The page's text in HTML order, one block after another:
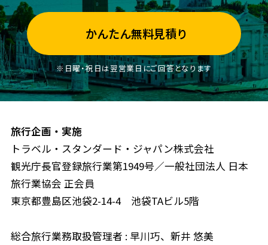
かんたん無料見積り
※日曜・祝日は翌営業日にご回答となります
旅行企画・実施
トラベル・スタンダード・ジャパン株式会社
観光庁長官登録旅行業第1949号／一般社団法人 日本
旅行業協会 正会員
東京都豊島区池袋2-14-4 池袋TAビル5階
総合旅行業務取扱管理者 : 早川巧、新井 悠美